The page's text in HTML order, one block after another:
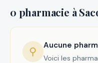
0 pharmacie à
⚲ Aucune
Voici les